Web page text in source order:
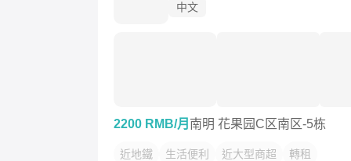
中文
2200 RMB/月 南明 花果园C区南区-5栋
近地鐵 生活便利 近大型商超 轉租